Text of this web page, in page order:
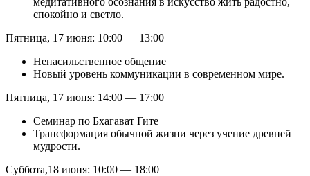
спокойно и светло.
Пятница, 17 июня: 10:00 — 13:00
Ненасильственное общение
Новый уровень коммуникации в современном мире.
Пятница, 17 июня: 14:00 — 17:00
Семинар по Бхагават Гите
Трансформация обычной жизни через учение древней
мудрости.
Суббота,18 июня: 10:00 — 18:00